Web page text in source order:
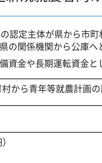
認定主体が県から市
の関係機関から公庫へ
資金や長期運転資金と
から青年等就農計画の